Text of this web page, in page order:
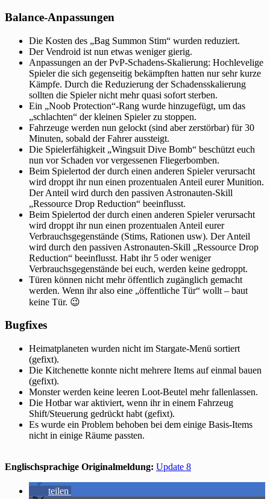
Balance-Anpassungen
Die Kosten des „Bag Summon Stim“ wurden reduziert.
Der Vendroid ist nun etwas weniger gierig.
Anpassungen an der PvP-Schadens-Skalierung: Hochlevelige
Spieler die sich gegenseitig bekämpften hatten nur sehr kurze
Kämpfe. Durch die Reduzierung der Schadensskalierung
sollten die Spieler nicht mehr quasi sofort sterben.
Ein „Noob Protection“-Rang wurde hinzugefügt, um das
„schlachten“ der kleinen Spieler zu stoppen.
Fahrzeuge werden nun gelockt (sind aber zerstörbar) für 30
Minuten, sobald der Fahrer aussteigt.
Die Spielerfähigkeit „Wingsuit Dive Bomb“ beschützt euch
nun vor Schaden vor vergessenen Fliegerbomben.
Beim Spielertod der durch einen anderen Spieler verursacht
wird droppt ihr nun einen prozentualen Anteil eurer Munition.
Der Anteil wird durch den passiven Astronauten-Skill
„Ressource Drop Reduction“ beeinflusst.
Beim Spielertod der durch einen anderen Spieler verursacht
wird droppt ihr nun einen prozentualen Anteil eurer
Verbrauchsgegenstände (Stims, Rationen usw). Der Anteil
wird durch den passiven Astronauten-Skill „Ressource Drop
Reduction“ beeinflusst. Habt ihr 5 oder weniger
Verbrauchsgegenstände bei euch, werden keine gedroppt.
Türen können nicht mehr öffentlich zugänglich gemacht
werden. Wenn ihr also eine „öffentliche Tür“ wollt – baut
keine Tür. 😉
Bugfixes
Heimatplaneten wurden nicht im Stargate-Menü sortiert
(gefixt).
Die Kitchenette konnte nicht mehrere Items auf einmal bauen
(gefixt).
Monster werden keine leeren Loot-Beutel mehr fallenlassen.
Die Hotbar war aktiviert, wenn ihr in einem Fahrzeug
Shift/Steuerung gedrückt habt (gefixt).
Es wurde ein Problem behoben bei dem einige Basis-Items
nicht in einige Räume passten.
Englischsprachige Originalmeldung: Update 8
teilen